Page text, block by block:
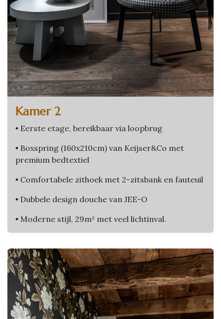
Kamer 2
• Eerste etage, bereikbaar via loopbrug
• Boxspring (160x210cm) van Keijser&Co met
premium bedtextiel
• Comfortabele zithoek met 2-zitsbank en fauteuil
• Dubbele design douche van JEE-O
• Moderne stijl, 29m² met veel lichtinval.